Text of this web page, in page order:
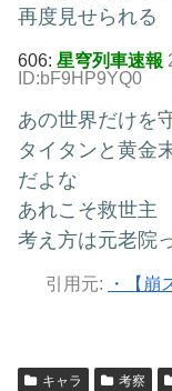
再度見せられる
606: 星穹列車速報
ID:bF9HP9YQ0
あの世界だけを
タイタンと黄金
だよな
あれこそ救世主
考え方は元老院
引用元:
・【
キャラ 考察